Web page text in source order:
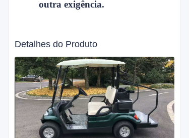
outra exigência.
Detalhes do Produto